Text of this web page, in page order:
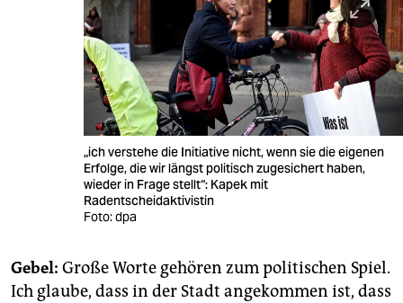
„ich verstehe die Initiative nicht, wenn sie die eigenen
Erfolge, die wir längst politisch zugesichert haben,
wieder in Frage stellt“: Kapek mit
Radentscheidaktivistin
Foto: dpa
Gebel: Große Worte gehören zum politischen Spiel.
Ich glaube, dass in der Stadt angekommen ist, dass